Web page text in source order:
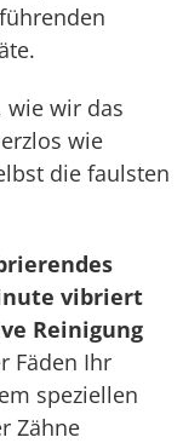
wie wir das
wie
die faulsten
vibriert
Reinigung
Fäden Ihr
speziellen
Zähne